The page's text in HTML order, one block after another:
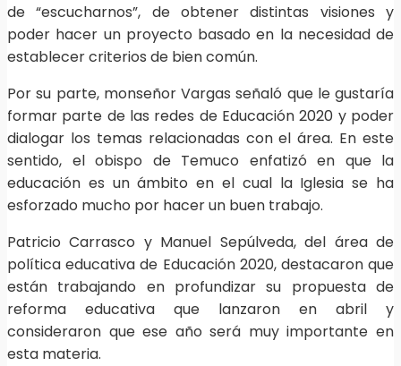
de “escucharnos”, de obtener distintas visiones y
poder hacer un proyecto basado en la necesidad de
establecer criterios de bien común.
Por su parte, monseñor Vargas señaló que le gustaría
formar parte de las redes de Educación 2020 y poder
dialogar los temas relacionadas con el área. En este
sentido, el obispo de Temuco enfatizó en que la
educación es un ámbito en el cual la Iglesia se ha
esforzado mucho por hacer un buen trabajo.
Patricio Carrasco y Manuel Sepúlveda, del área de
política educativa de Educación 2020, destacaron que
están trabajando en profundizar su propuesta de
reforma educativa que lanzaron en abril y
consideraron que ese año será muy importante en
esta materia.